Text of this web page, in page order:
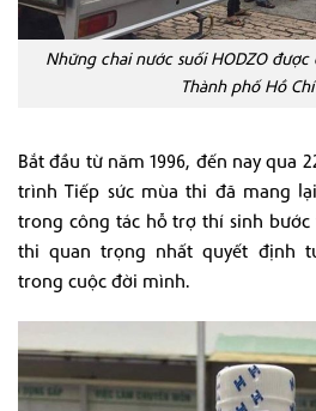
Những chai nước suối HODZO
Thành phố Hồ
Bắt đầu từ năm 1996, đến nay qua
trình Tiếp sức mùa thi đã mang
trong công tác hỗ trợ thí sinh
thi quan trọng nhất quyết định
trong cuộc đời mình.